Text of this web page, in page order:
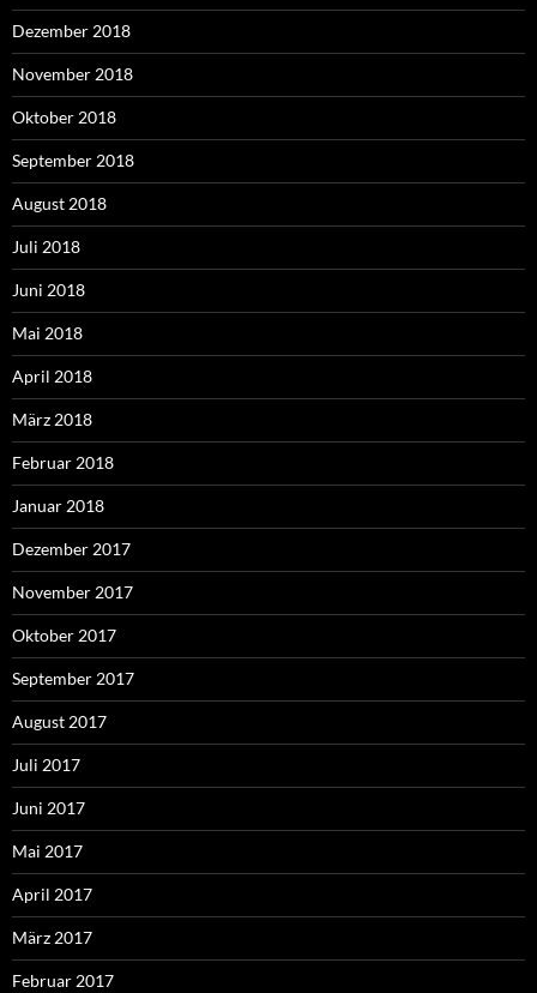
Dezember 2018
November 2018
Oktober 2018
September 2018
August 2018
Juli 2018
Juni 2018
Mai 2018
April 2018
März 2018
Februar 2018
Januar 2018
Dezember 2017
November 2017
Oktober 2017
September 2017
August 2017
Juli 2017
Juni 2017
Mai 2017
April 2017
März 2017
Februar 2017